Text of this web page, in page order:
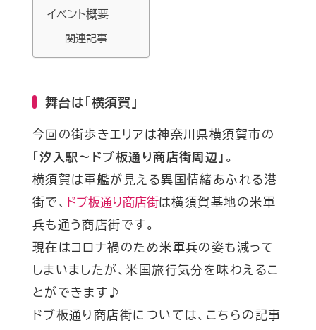
イベント概要
関連記事
舞台は「横須賀」
今回の街歩きエリアは神奈川県横須賀市の
「汐入駅～ドブ板通り商店街周辺」 。
横須賀は軍艦が見える異国情緒あふれる港
街で、
ドブ板通り商店街は横須賀基地の米軍
兵も通う商店街です。
現在はコロナ禍のため米軍兵の姿も減って
しまいましたが、米国旅行気分を味わえるこ
とができます♪
ドブ板通り商店街については、こちらの記事